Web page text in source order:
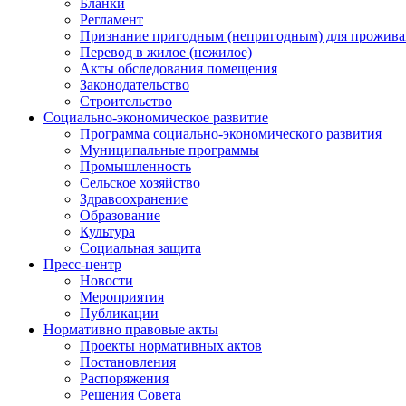
Бланки
Регламент
Признание пригодным (непригодным) для
Перевод в жилое (нежилое)
Акты обследования помещения
Законодательство
Строительство
Социально-экономическое развитие
Программа социально-экономического развития
Муниципальные программы
Промышленность
Сельское хозяйство
Здравоохранение
Образование
Культура
Социальная защита
Пресс-центр
Новости
Мероприятия
Публикации
Нормативно правовые акты
Проекты нормативных актов
Постановления
Распоряжения
Решения Совета